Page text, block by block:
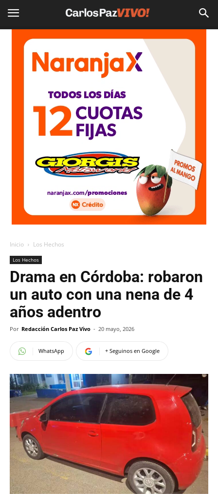
Inicio Los Hechos
Los Hechos
Drama en Córdoba: robaron
un auto con una nena de 4
años adentro
Por Redacción Carlos Paz Vivo - 20 mayo, 2026
WhatsApp + Seguinos en Google